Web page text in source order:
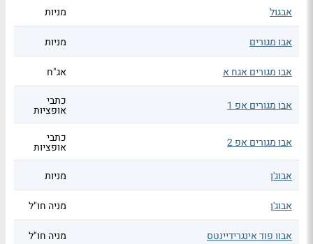
אבגול
מניות
אבו מגורים מניות
אבו מגורים אגח א אג"ח
אבו מגורים אפ 1 כתבי
אופציות
אבו מגורים אפ 2 כתבי
אופציות
אבוג'ן
מניות
אבוג'ן מניה חו"ל
אבוו פוד אינגרידיינטס מניה חו"ל